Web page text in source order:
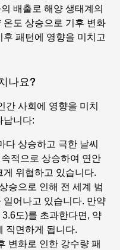
배출로 해양 생태계의
도 상승으로 기후 변화
패턴에 영향을 미치고
나요?
간 사회에 영향을 미치
납니다:
다 상승하고 극한 날씨
적으로 상승하여 연안
위협하고 있습니다.
승으로 인해 전 세계 범
어나고 있습니다. 만약
도)를 초과한다면, 약
직면하게 됩니다.
변화로 인한 강수량 패